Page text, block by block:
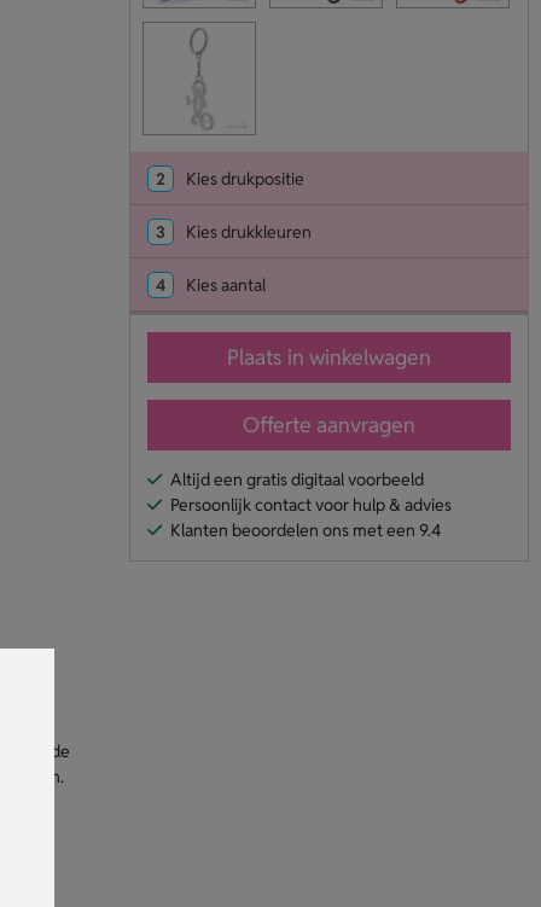
2 Kies drukpositie
3 Kies drukkleuren
4 Kies aantal
Plaats in winkelwagen
Offerte aanvragen
Altijd een gratis digitaal voorbeeld
Persoonlijk contact voor hulp & advies
Klanten beoordelen ons met een 9.4